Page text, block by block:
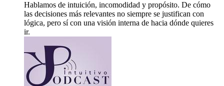
Hablamos de intuición, incomodidad y propósito. De cómo
las decisiones más relevantes no siempre se justifican con
lógica, pero sí con una visión interna de hacia dónde quieres
ir.